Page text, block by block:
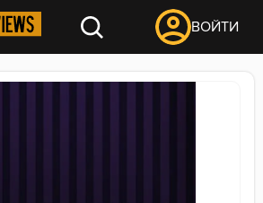
ВОЙТИ